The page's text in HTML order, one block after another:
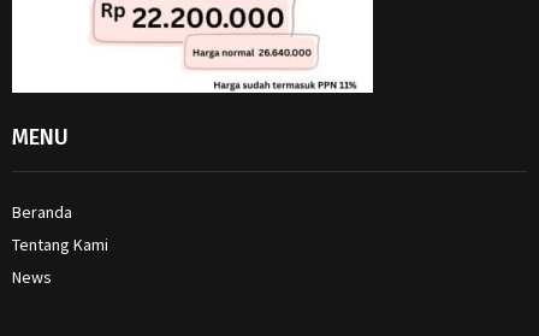
MENU
Beranda
Tentang Kami
News